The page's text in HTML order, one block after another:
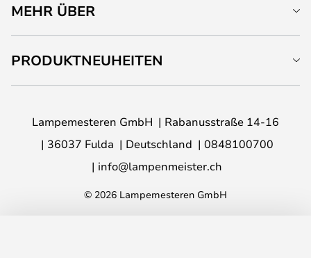
MEHR ÜBER
PRODUKTNEUHEITEN
Lampemesteren GmbH
Rabanusstraße 14-16
36037 Fulda
Deutschland
0848100700
info@lampenmeister.ch
© 2026 Lampemesteren GmbH